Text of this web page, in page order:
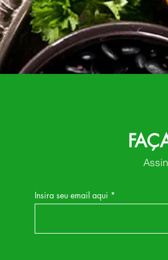
Insira seu email aqui